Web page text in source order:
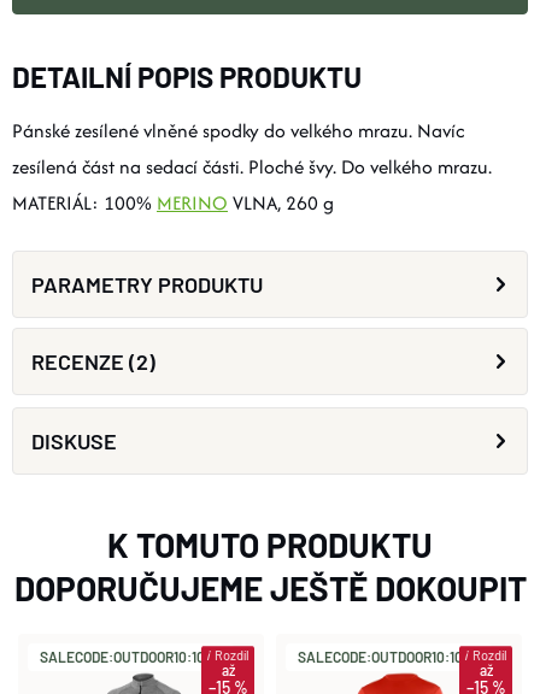
DETAILNÍ POPIS PRODUKTU
Pánské zesílené vlněné spodky do velkého mrazu. Navíc
zesílená část na sedací části. Ploché švy. Do velkého mrazu.
MATERIÁL: 100% MERINO VLNA, 260 g
PARAMETRY PRODUKTU
RECENZE (2)
DISKUSE
K TOMUTO PRODUKTU
DOPORUČUJEME JEŠTĚ DOKOUPIT
SALECODE:OUTDOOR10:10:%
až
–15 %
iRozdíl
SALECODE:OUTDOOR10:10:%
až
–15 %
iRozdíl